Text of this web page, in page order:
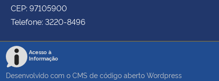
CEP: 97105900
Telefone: 3220-8496
Acesso à
Informação
Desenvolvido com o CMS de código aberto Wordpress